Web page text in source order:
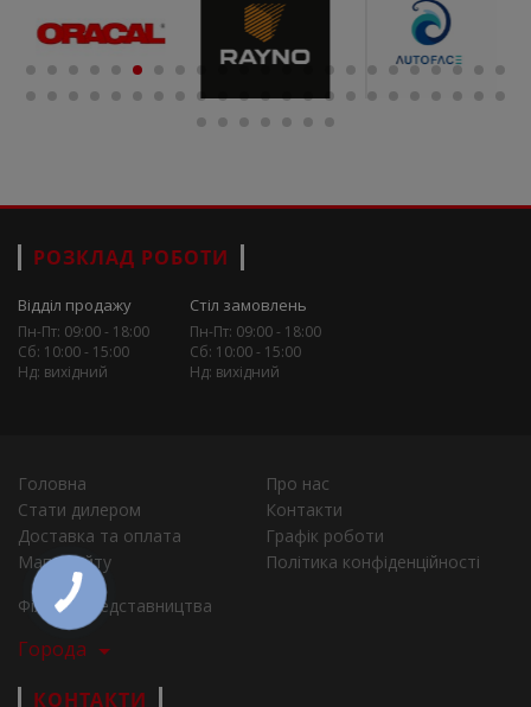
РОЗКЛАД РОБОТИ
Відділ продажу
Пн-Пт: 09:00 - 18:00
Сб: 10:00 - 15:00
Нд: вихідний
Стіл замовлень
Пн-Пт: 09:00 - 18:00
Сб: 10:00 - 15:00
Нд: вихідний
Головна
Про нас
Стати дилером
Контакти
Доставка та оплата
Графік роботи
Мапа сайту
Політика конфіденційності
Філії та представництва
Города
КОНТАКТИ